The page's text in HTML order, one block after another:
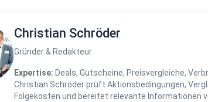
Christian Schröder
Gründer & Redakteur
Expertise: Deals, Gutscheine, Preisvergleiche,
Christian Schröder prüft Aktionsbedingungen,
Folgekosten und bereitet relevante Informationen